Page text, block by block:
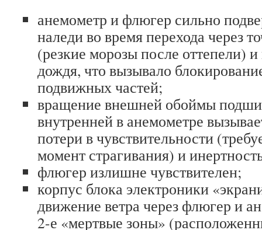
анемометр и флюгер сильно
наледи во время перехода через
(резкие морозы после оттепели)
дождя, что вызывало
подвижных частей;
вращение внешней обоймы
внутренней в анемометре
потери в чувствительности
момент страгивания) и
флюгер излишне чувствителен;
корпус блока электроники
движение ветра через флюгер и
2-е «мертвые зоны»